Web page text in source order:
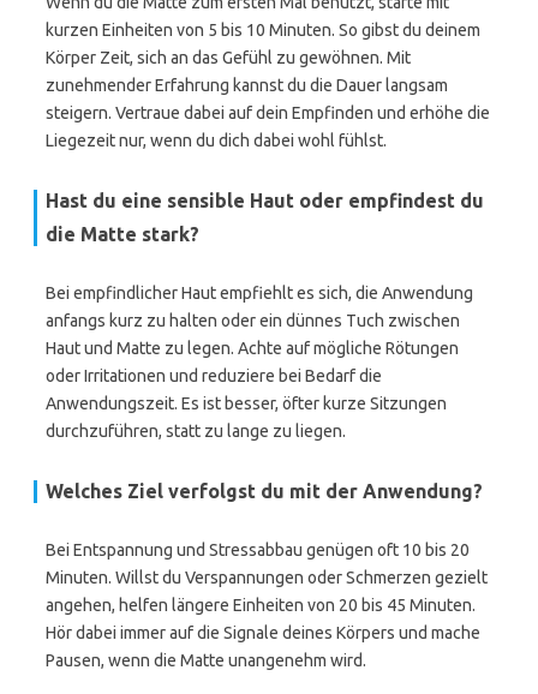
kurzen Einheiten von 5 bis 10 Minuten. So gibst du deinem
Körper Zeit, sich an das Gefühl zu gewöhnen. Mit
zunehmender Erfahrung kannst du die Dauer langsam
steigern. Vertraue dabei auf dein Empfinden und erhöhe die
Liegezeit nur, wenn du dich dabei wohl fühlst.
Hast du eine sensible Haut oder empfindest du
die Matte stark?
Bei empfindlicher Haut empfiehlt es sich, die Anwendung
anfangs kurz zu halten oder ein dünnes Tuch zwischen
Haut und Matte zu legen. Achte auf mögliche Rötungen
oder Irritationen und reduziere bei Bedarf die
Anwendungszeit. Es ist besser, öfter kurze Sitzungen
durchzuführen, statt zu lange zu liegen.
Welches Ziel verfolgst du mit der Anwendung?
Bei Entspannung und Stressabbau genügen oft 10 bis 20
Minuten. Willst du Verspannungen oder Schmerzen gezielt
angehen, helfen längere Einheiten von 20 bis 45 Minuten.
Hör dabei immer auf die Signale deines Körpers und mache
Pausen, wenn die Matte unangenehm wird.